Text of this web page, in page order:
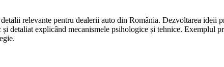
relevante pentru dealerii auto din România. Dezvoltarea
detaliat explicând mecanismele psihologice și tehnice.